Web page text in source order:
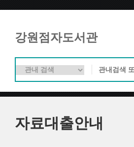
강원점자도서관
자료대출안내